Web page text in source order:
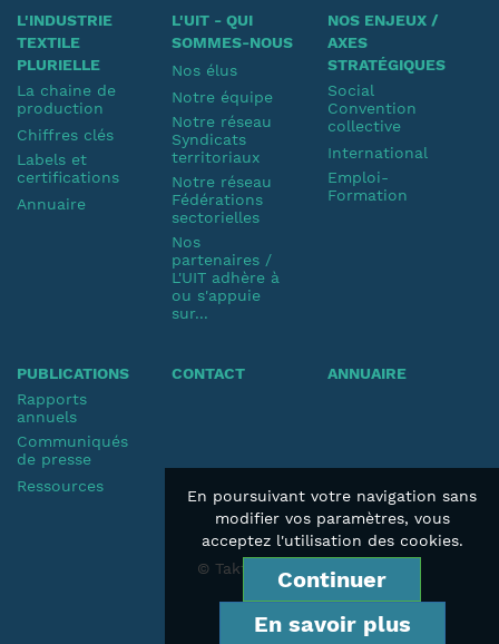
L'INDUSTRIE
TEXTILE
PLURIELLE
La chaine de
production
Chiffres clés
Labels et
certifications
Annuaire
L'UIT - QUI
SOMMES-NOUS
Nos élus
Notre équipe
Notre réseau
Syndicats
territoriaux
Notre réseau
Fédérations
sectorielles
Nos
partenaires /
L'UIT adhère à
ou s'appuie
sur...
NOS ENJEUX /
AXES
STRATÉGIQUES
Social
Convention
collective
International
Emploi-
Formation
PUBLICATIONS
Rapports
annuels
Communiqués
de presse
Ressources
CONTACT ANNUAIRE
© Taktik 2019
En poursuivant votre navigation sans
modifier vos paramètres, vous
acceptez l'utilisation des cookies.
Continuer
En savoir plus